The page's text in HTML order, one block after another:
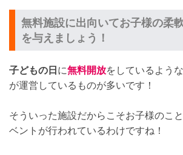
無料施設に出向いてお子様の柔
を与えましょう！
子どもの日 に無料開放をしているよう
が運営しているものが多いです！
そういった施設だからこそお子様のこ
ベントが行われているわけですね！